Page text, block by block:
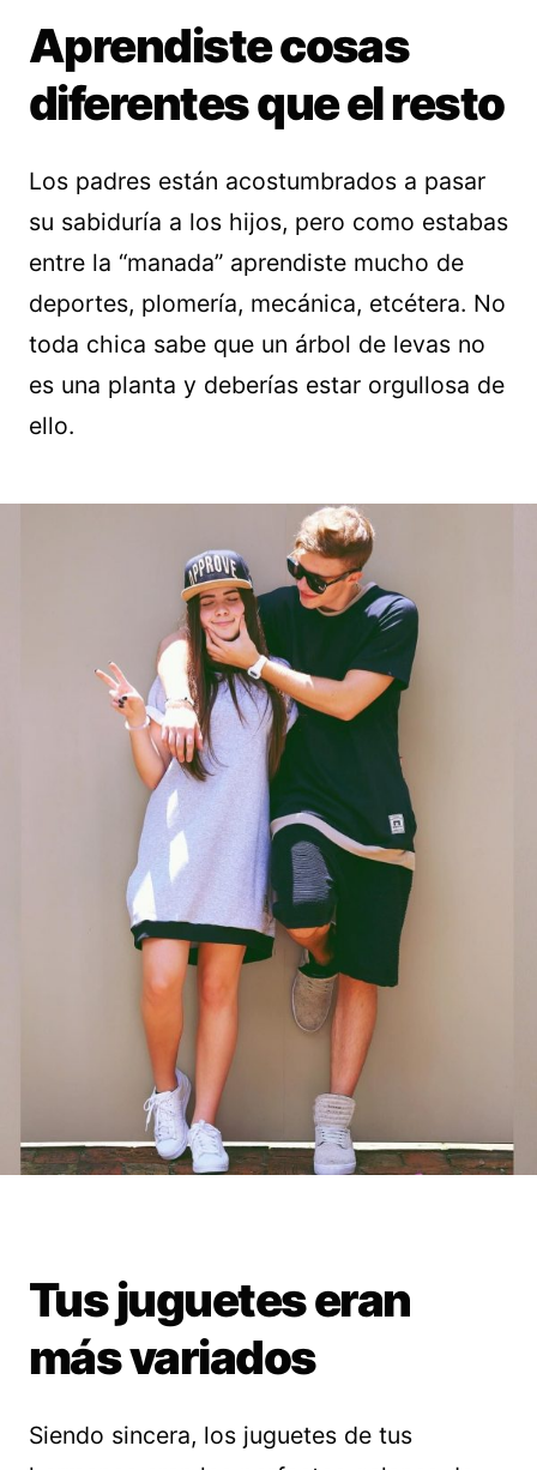
Aprendiste cosas
diferentes que el resto
Los padres están acostumbrados a pasar
su sabiduría a los hijos, pero como estabas
entre la “manada” aprendiste mucho de
deportes, plomería, mecánica, etcétera. No
toda chica sabe que un árbol de levas no
es una planta y deberías estar orgullosa de
ello.
Tus juguetes eran
más variados
Siendo sincera, los juguetes de tus